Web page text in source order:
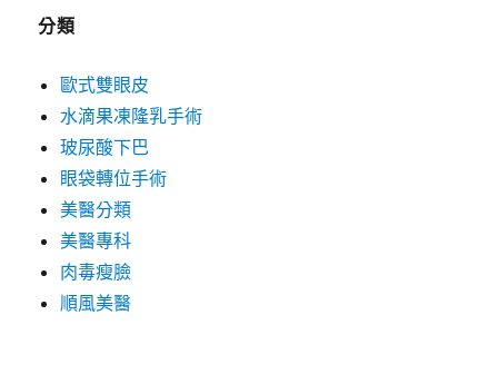
分類
歐式雙眼皮
水滴果凍隆乳手術
玻尿酸下巴
眼袋轉位手術
美醫分類
美醫專科
肉毒瘦臉
順風美醫